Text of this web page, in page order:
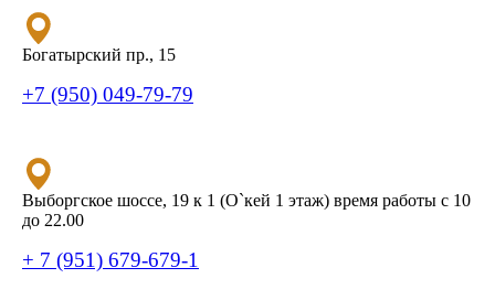
Богатырский пр., 15
+7 (950) 049-79-79
Выборгское шоссе, 19 к 1 (О`кей 1 этаж) время работы с 10
до 22.00
+ 7 (951) 679-679-1